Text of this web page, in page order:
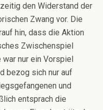
den Widerstand der
Zwang vor. Die
hin, dass die Aktion
Zwischenspiel
war nur ein Vorspiel
bezog sich nur auf
und
entsprach die